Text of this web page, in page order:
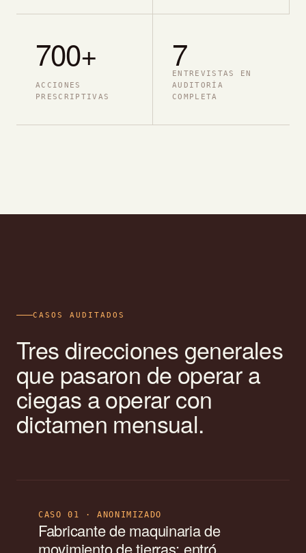
700+
ACCIONES
PRESCRIPTIVAS
7
ENTREVISTAS EN
AUDITORÍA
COMPLETA
CASOS AUDITADOS
Tres direcciones generales
que pasaron de operar a
ciegas a operar con
dictamen mensual.
CASO 01 · ANONIMIZADO
Fabricante de maquinaria de
movimiento de tierras: entró